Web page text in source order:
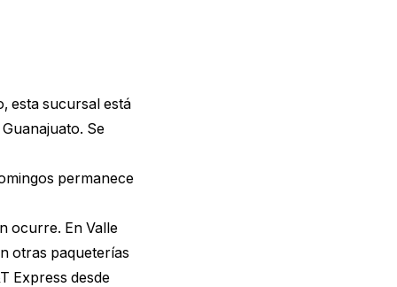
esta sucursal está
Se
permanece
ocurre. En Valle
otras paqueterías
Express desde